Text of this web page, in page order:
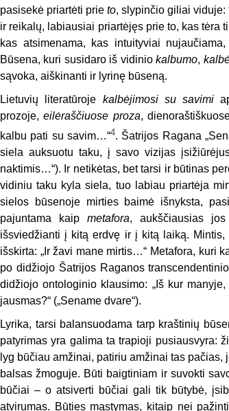
pasisekė priartėti prieto, slypinčio giliai viduje:
ir reikalų, labiausiai priartėjęs prie to, kas tėra
kas atsimenama, kas intuityviai
Būsena, kuri susidaro iš vidiniokalbumo,
sąvoka, aiškinanti ir lyrinę būseną.
Lietuvių literatūroje kalbėjimosi su savimi
prozoje,eilėraščiuose proza,
kalbu pati su savim…“4. Šatrijos Ragana
siela auksuotu taku, į savo vizijas
naktimis…“). Ir netikėtas, bet tarsi ir būtinas
vidiniu taku kyla siela, tuo labiau priartėja
sielos būsenoje mirties baimė išnyksta,
pajuntama kaip metafora, aukščiausias
išsviedžianti į kitą erdvę ir į kitą laiką.
išskirta: „Ir žavi mane mirtis…“ Metafora, kuri
po didžiojo Šatrijos Raganos
didžiojo ontologinio klausimo: „Iš kur
jausmas?“ („Sename dvare“).
Lyrika, tarsi balansuodama tarp kraštinių
patyrimas yra galima ta trapioji pusiausvyra:
lyg būčiau amžinai, patiriu amžinai tas
balsas žmoguje. Būti baigtiniam ir suvokti
būčiai – o atsiverti būčiai gali tik būtybė,
atvirumas. Būties mąstymas, kitaip nei